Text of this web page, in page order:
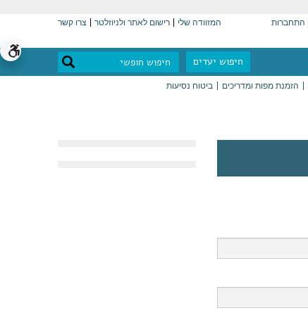
התחברות המזוודה שלי רישום לאתר ולניוזלטר צרו קשר
חיפוש יעדים
הזמנת מפות ומדריכים ביטוח נסיעות